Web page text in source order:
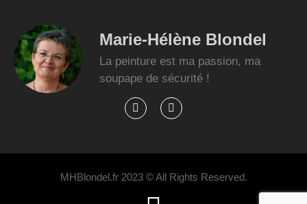
Marie-Hélène Blondel
La peinture est ma passion, ma
soupape de sécurité !
MHBlondel.fr 2023 © All Rights Reserved.